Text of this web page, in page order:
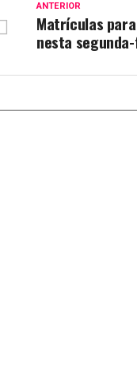
ANTERIOR
Matrículas
nesta